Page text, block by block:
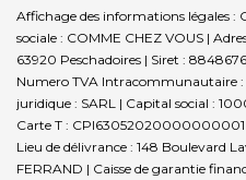
Affichage des informations légales :
sociale : COMME CHEZ VOUS |
63920 Peschadoires | Siret :
Numero TVA Intracommunautaire :
juridique : SARL | Capital social :
Carte T : CPI63052020000000001
Lieu de délivrance : 148 Boulevard
FERRAND | Caisse de garantie